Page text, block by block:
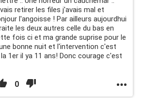
retirer les files j'avais mal et
l'angoisse ! Par ailleurs aujourdhui
les deux autres celle du bas en
fois ci et ma grande suprise pour le
bonne nuit et l'intervention c'est
1er il ya 11 ans! Donc courage c'est
0